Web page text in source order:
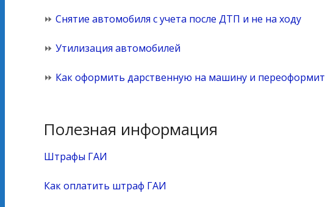
⏩ Снятие автомобиля с учета после ДТП и не на ходу
⏩ Утилизация автомобилей
⏩ Как оформить дарственную на машину и
Полезная информация
Штрафы ГАИ
Как оплатить штраф ГАИ